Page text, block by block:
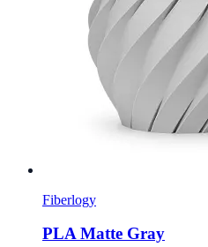
Fiberlogy
PLA Matte Gray